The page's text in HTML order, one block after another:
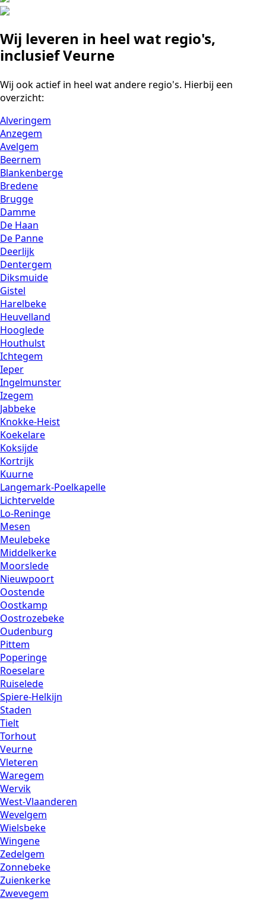
Wij leveren in heel wat regio's,
inclusief Veurne
Wij ook actief in heel wat andere regio's. Hierbij een
overzicht:
Alveringem
Anzegem
Avelgem
Beernem
Blankenberge
Bredene
Brugge
Damme
De Haan
De Panne
Deerlijk
Dentergem
Diksmuide
Gistel
Harelbeke
Heuvelland
Hooglede
Houthulst
Ichtegem
Ieper
Ingelmunster
Izegem
Jabbeke
Knokke-Heist
Koekelare
Koksijde
Kortrijk
Kuurne
Langemark-Poelkapelle
Lichtervelde
Lo-Reninge
Mesen
Meulebeke
Middelkerke
Moorslede
Nieuwpoort
Oostende
Oostkamp
Oostrozebeke
Oudenburg
Pittem
Poperinge
Roeselare
Ruiselede
Spiere-Helkijn
Staden
Tielt
Torhout
Veurne
Vleteren
Waregem
Wervik
West-Vlaanderen
Wevelgem
Wielsbeke
Wingene
Zedelgem
Zonnebeke
Zuienkerke
Zwevegem